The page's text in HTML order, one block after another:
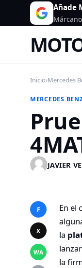
Añade
Inicio›Mercedes
MERCEDES
JAVIER
F
X
WA
En el
la
la